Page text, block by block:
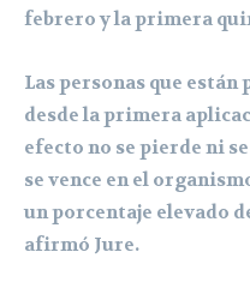
febrero y la primera
Las personas que
desde la primera
efecto no se pierde ni
se vence en el
un porcentaje elevado
afirmó Jure.